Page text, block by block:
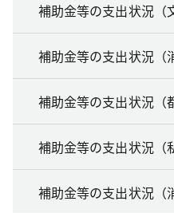
補助金等の支出状況（
補助金等の支出状況（
補助金等の支出状況（
補助金等の支出状況（
補助金等の支出状況（